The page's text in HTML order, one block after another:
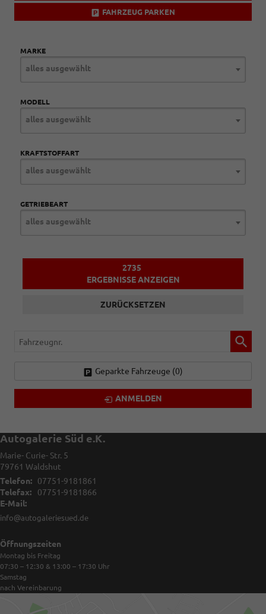
FAHRZEUG PARKEN
MARKE
alles ausgewählt
MODELL
alles ausgewählt
KRAFTSTOFFART
alles ausgewählt
GETRIEBEART
alles ausgewählt
2735
ERGEBNISSE ANZEIGEN
ZURÜCKSETZEN
Fahrzeugnr.
Geparkte Fahrzeuge (0)
ANMELDEN
Autogalerie Süd e.K.
Marie- Curie- Str. 5
79761 Waldshut
Telefon:
07751-9181861
Telefax:
07751-9181866
E-Mail:
info@autogaleriesued.de
Öffnungszeiten
Montag bis Freitag
07:30 – 12:30 & 13:00 – 17:30 Uhr
Samstag
nach Vereinbarung